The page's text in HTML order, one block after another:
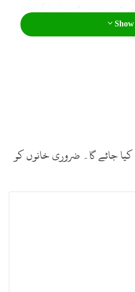
30منشیات فروشوں کی گرفتاری کا
جائے گا۔ ضروری خانوں کو